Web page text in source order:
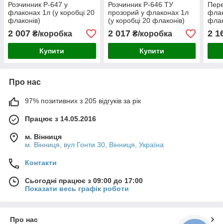
Розчинник Р-647 у
флаконах 1л (у коробці 20
флаконів)
2 007 ₴/коробка
Купити
Розчинник Р-646 ТУ
прозорий у флаконах 1л
(у коробці 20 флаконів)
2 017₴/коробка
Купити
2
Про нас
97% позитивних з 205 відгуків за рік
Працює з 14.05.2016
м. Вінниця
м. Вінниця, вул Гонти 30, Вінниця, Україна
Контакти
Сьогодні працює з 09:00 до 17:00
Показати весь графік роботи
Про нас